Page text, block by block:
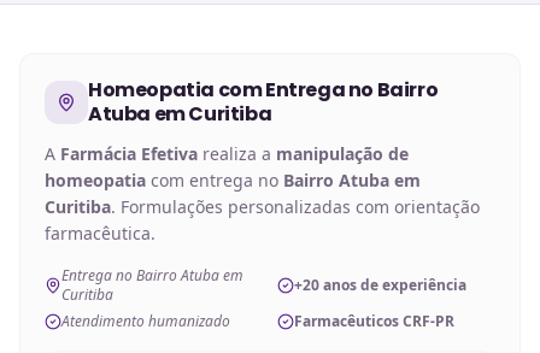
Homeopatia com Entrega no Bairro
Atuba em Curitiba
A Farmácia Efetiva realiza a manipulação de
homeopatia com entrega no Bairro Atuba em
Curitiba. Formulações personalizadas com orientação
farmacêutica.
Entrega no Bairro Atuba em
Curitiba
+20 anos de experiência
Atendimento humanizado
Farmacêuticos CRF-PR